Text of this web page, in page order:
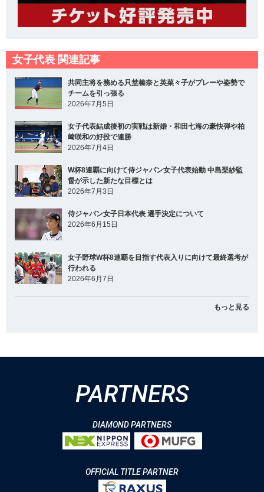
女子代表 関連記事
共同主将を務める只埜榛奈と英菜々子がプレーや姿勢で
チームを引っ張る
2026年7月5日
女子代表結成後初の実戦は新婚・和田七海の豪快弾や柏
﨑咲和の好投で連勝
2026年7月4日
W杯8連覇に向けて侍ジャパン女子代表始動 中島梨紗監
督が示した新たな目標とは
2026年7月3日
侍ジャパン女子日本代表 選手決定について
2026年6月15日
女子野球W杯8連覇を目指す代表入りに向けて最終選考が
行われる
2026年6月7日
もっと見る
PARTNERS
DIAMOND PARTNERS
OFFICIAL TITLE PARTNER